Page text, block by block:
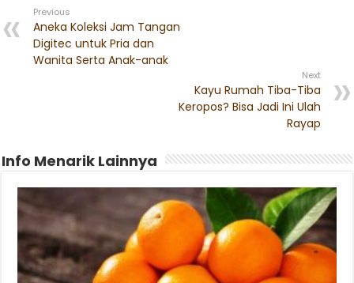
Previous
Aneka Koleksi Jam Tangan
Digitec untuk Pria dan
Wanita Serta Anak-anak
Next
Kayu Rumah Tiba-Tiba
Keropos? Bisa Jadi Ini Ulah
Rayap
Info Menarik Lainnya